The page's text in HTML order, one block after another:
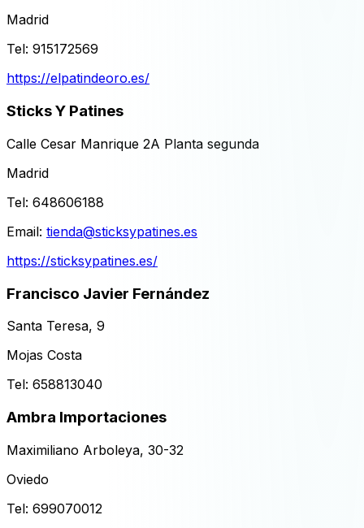
Madrid
Tel: 915172569
https://elpatindeoro.es/
Sticks Y Patines
Calle Cesar Manrique 2A Planta segunda
Madrid
Tel: 648606188
Email: tienda@sticksypatines.es
https://sticksypatines.es/
Francisco Javier Fernández
Santa Teresa, 9
Mojas Costa
Tel: 658813040
Ambra Importaciones
Maximiliano Arboleya, 30-32
Oviedo
Tel: 699070012